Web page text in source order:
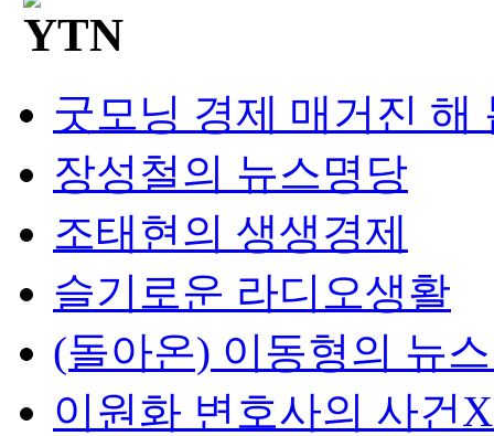
굿모닝 경제 매거진 해
장성철의 뉴스명당
조태현의 생생경제
슬기로운 라디오생활
(돌아온) 이동형의 뉴
이원화 변호사의 사건